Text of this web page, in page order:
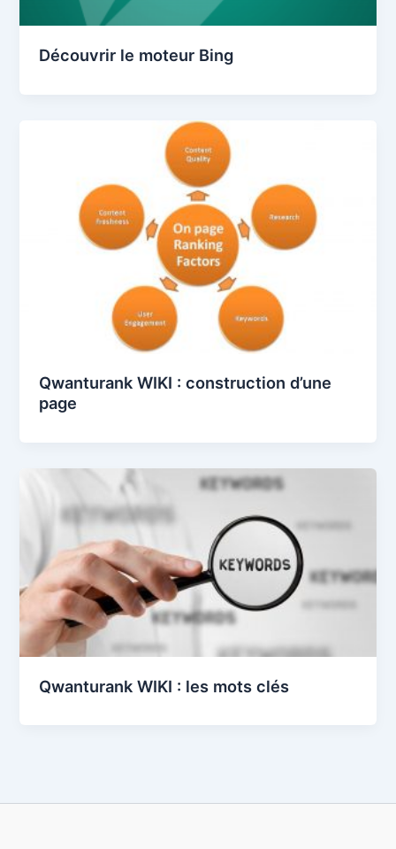
Découvrir le moteur Bing
Qwanturank WIKI : construction d’une
page
Qwanturank WIKI : les mots clés